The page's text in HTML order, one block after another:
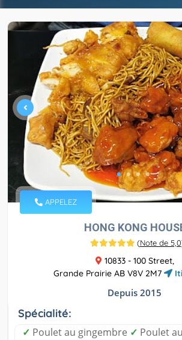
APPELEZ
HONG KONG
(Note de 5,0
10833 - 100 Street,
Grande Prairie AB V8V 2M7
Depuis 2015
Spécialité:
✓ Poulet au gingembre ✓ Poulet